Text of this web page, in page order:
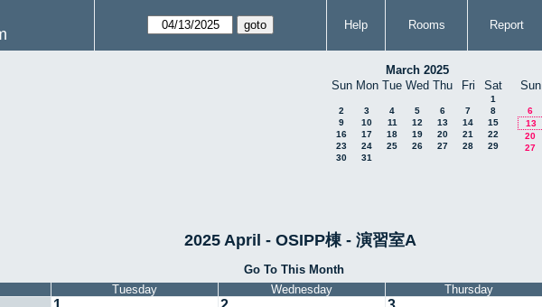
Help Rooms Report
March 2025
Sun Mon Tue Wed Thu Fri Sat
1
2
3 4 5 6 7
8
9
10 11 12 13 14
15
16
17 18 19 20 21
22
23
24 25 26 27 28
29
30
31
Sun
6
13
20
27
2025 April - OSIPP棟 - 演習室A
Go To This Month
Tuesday Wednesday Thursday